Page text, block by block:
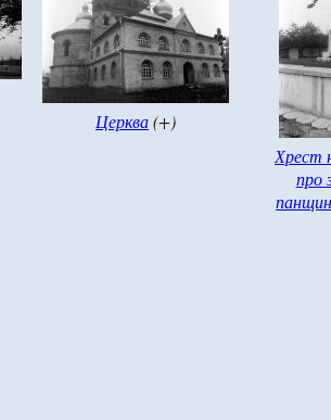
Церква(+)
Хрест
про